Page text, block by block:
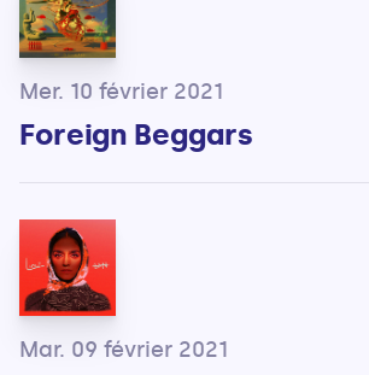
Mer. 10 février 2021
Foreign Beggars
Mar. 09 février 2021